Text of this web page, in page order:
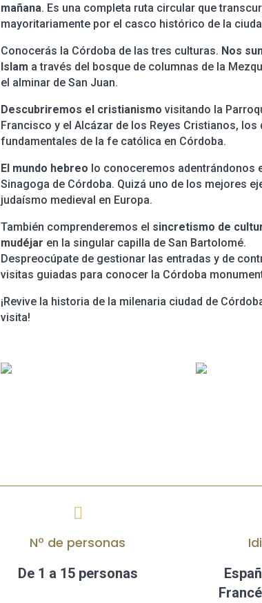
mañana. Es una completa ruta circular que
mayoritariamente por el casco histórico de la
Conocerás la Córdoba de las tres culturas. Nos
Islam a través del bosque de columnas de la
el alminar de San Juan.
Descubriremos el cristianismo visitando la
Francisco y el Alcázar de los Reyes Cristianos,
fundamentales de la fe católica en Córdoba.
El mundo hebreo lo conoceremos adentrándonos
Sinagoga de Córdoba. Quizá uno de los mejores
judaísmo medieval en Europa.
También comprenderemos el sincretismo de
mudéjar en la singular capilla de San Bartolomé.
Despreocúpate de gestionar las entradas y de
visitas guiadas para conocer la Córdoba
¡Revive la historia de la milenaria ciudad de
visita!

Nº de personas
De 1 a 15 personas